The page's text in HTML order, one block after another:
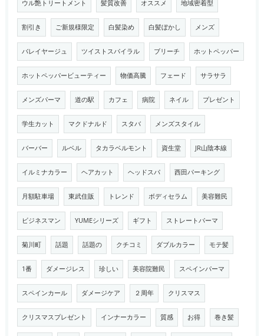
ウル艶トリートメント 髪質改善 オススメ 地域密着型
割引き ご新規様限定 白髪染め 白髪ぼかし メンズ
バレイヤージュ ツイストスパイラル ブリーチ ホットペッパー
ホットペッパービューティー 物価高騰 フェード サラサラ
メンズパーマ 道の駅 カフェ 病院 ネイル プレゼント
学生カット マクドナルド スタバ メンズスタイル
バーバー ルベル タカラベルモント 資生堂 JR山陰本線
イルミナカラー ヘアカット ヘッドスパ 西田パーキング
月額駐車場 東武住販 トレンド ボディセラム 美容難民
ビジネスマン YUMEシリーズ ギフト ストレートパーマ
菊川町 話題 話題の クチコミ ダブルカラー モテ髪
1番 ダメージレス 珍しい 美容院難民 スペインパーマ
スペインカール ダメージケア ２周年 クリスマス
クリスマスプレゼント インナーカラー 質感 お得 巻き髪